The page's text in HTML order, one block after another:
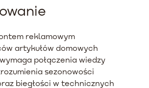
reklamowym
artykułów domowych
połączenia wiedzy
sezonowości
biegłości w technicznych